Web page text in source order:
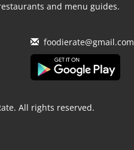
and menu guides.
foodierate@gmail.com
All rights reserved.